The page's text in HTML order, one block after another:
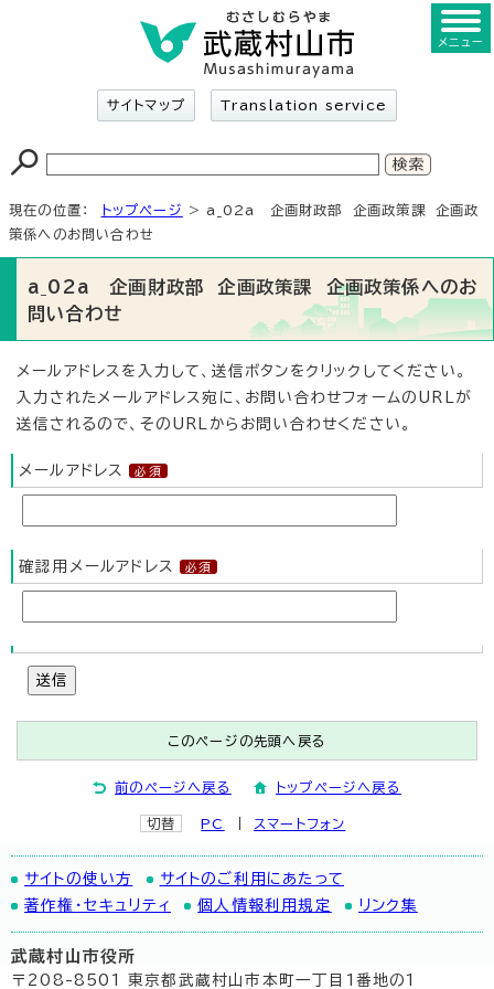
サイトマップ Translation service
メニュー
現在の位置： トップページ
> a_02a 企画財政部 企画政策課 企画政
策係へのお問い合わせ
a_02a 企画財政部 企画政策課 企画政策係へのお
問い合わせ
メールアドレスを入力して、送信ボタンをクリックしてください。
入力されたメールアドレス宛に、お問い合わせフォームのURLが
送信されるので、そのURLからお問い合わせください。
メールアドレス
確認用メールアドレス
送信
このページの先頭へ戻る
前のページへ戻る トップページへ戻る
切替 PC スマートフォン
サイトの使い方
サイトのご利用にあたって
著作権・セキュリティ
個人情報利用規定 リンク集
武蔵村山市役所
〒208-8501 東京都武蔵村山市本町一丁目1番地の1